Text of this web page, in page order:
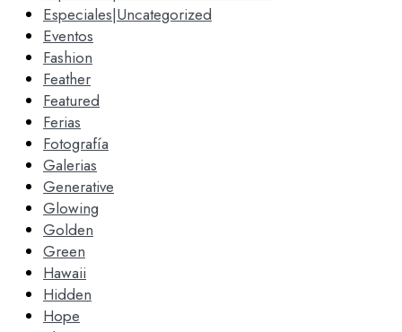
Especiales|Uncategorized
Eventos
Fashion
Feather
Featured
Ferias
Fotografía
Galerias
Generative
Glowing
Golden
Green
Hawaii
Hidden
Hope